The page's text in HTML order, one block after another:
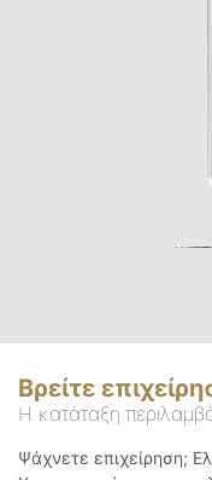
Βρείτε
Η κατάταξη
Ψάχνετε επιχείρηση;